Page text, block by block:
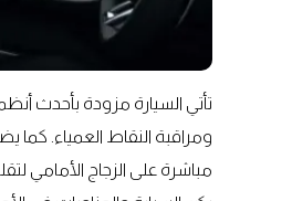
تأتي السيارة مزودة بأحدث
ومراقبة النقاط العمياء. كما